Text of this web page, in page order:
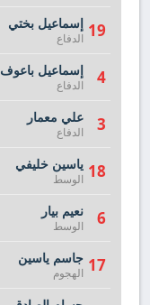
19 إسماعيل بختي
الدفاع
4 إسماعيل باعوف
الدفاع
3 علي معمار
الدفاع
18 ياسين خليفي
الوسط
6 نعيم بيار
الوسط
17 جاسم ياسين
الهجوم